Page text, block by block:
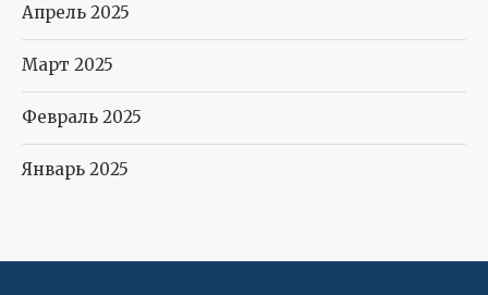
Апрель 2025
Март 2025
Февраль 2025
Январь 2025